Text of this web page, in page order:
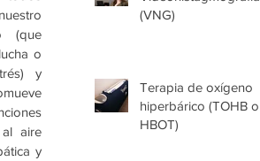
(que
o
y
al aire
y
(VNG)
Terapia de oxígeno
hiperbárico (TOHB o
HBOT)